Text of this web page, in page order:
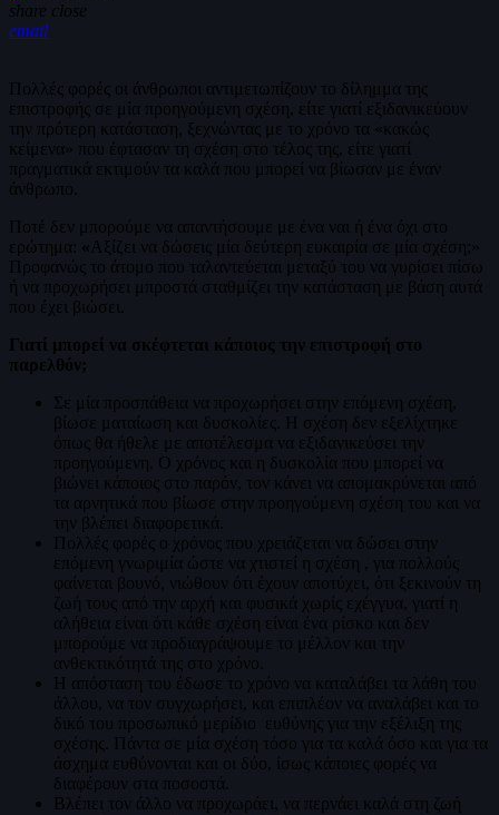
share close
email
Πολλές φορές οι άνθρωποι αντιμετωπίζουν το δίλημμα της
επιστροφής σε μία προηγούμενη σχέση, είτε γιατί εξιδανικεύουν
την πρότερη κατάσταση, ξεχνώντας με το χρόνο τα «κακώς
κείμενα» που έφτασαν τη σχέση στο τέλος της, είτε γιατί
πραγματικά εκτιμούν τα καλά που μπορεί να βίωσαν με έναν
άνθρωπο.
Ποτέ δεν μπορούμε να απαντήσουμε με ένα ναι ή ένα όχι στο
ερώτημα: « Αξίζει να δώσεις μία δεύτερη ευκαιρία σε μία σχέση;»
Προφανώς το άτομο που ταλαντεύεται μεταξύ του να γυρίσει πίσω
ή να προχωρήσει μπροστά σταθμίζει την κατάσταση με βάση αυτά
που έχει βιώσει.
Γιατί μπορεί να σκέφτεται κάποιος την επιστροφή στο
παρελθόν;
Σε μία προσπάθεια να προχωρήσει στην επόμενη σχέση,
βίωσε ματαίωση και δυσκολίες. Η σχέση δεν εξελίχτηκε
όπως θα ήθελε με αποτέλεσμα να εξιδανικεύσει την
προηγούμενη. Ο χρόνος και η δυσκολία που μπορεί να
βιώνει κάποιος στο παρόν, τον κάνει να απομακρύνεται από
τα αρνητικά που βίωσε στην προηγούμενη σχέση του και να
την βλέπει διαφορετικά.
Πολλές φορές ο χρόνος που χρειάζεται να δώσει στην
επόμενη γνωριμία ώστε να χτιστεί η σχέση , για πολλούς
φαίνεται βουνό, νιώθουν ότι έχουν αποτύχει, ότι ξεκινούν τη
ζωή τους από την αρχή και φυσικά χωρίς εχέγγυα, γιατί η
αλήθεια είναι ότι κάθε σχέση είναι ένα ρίσκο και δεν
μπορούμε να προδιαγράψουμε το μέλλον και την
ανθεκτικότητά της στο χρόνο.
Η απόσταση του έδωσε το χρόνο να καταλάβει τα λάθη του
άλλου, να τον συγχωρήσει, και επιπλέον να αναλάβει και το
δικό του προσωπικό μερίδιο ευθύνης για την εξέλιξη της
σχέσης. Πάντα σε μία σχέση τόσο για τα καλά όσο και για τα
άσχημα ευθύνονται και οι δύο, ίσως κάποιες φορές να
διαφέρουν στα ποσοστά.
Βλέπει τον άλλο να προχωράει, να περνάει καλά στη ζωή